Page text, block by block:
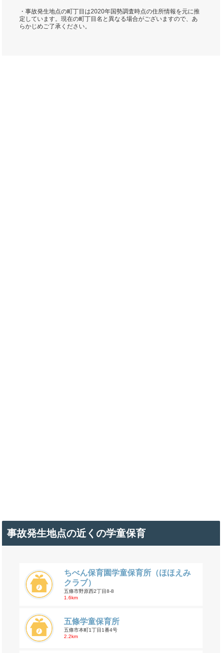
・事故発生地点の町丁目は2020年国勢調査時点の住所情報を元に推
定しています。現在の町丁目名と異なる場合がございますので、あ
らかじめご了承ください。
事故発生地点の近くの学童保育
ちべん保育園学童保育所（ほほえみ
クラブ）
五條市野原西2丁目8-8
1.6km
五條学童保育所
五條市本町1丁目1番4号
2.2km